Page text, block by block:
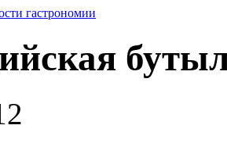
гастрономии